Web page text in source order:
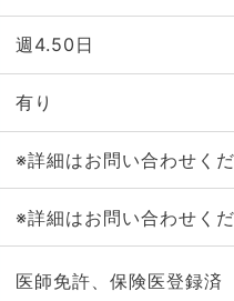
週4.50日
有り
※詳細はお問い合わせく
※詳細はお問い合わせく
医師免許、保険医登録済